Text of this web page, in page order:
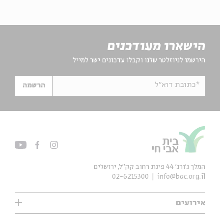
הישארו מעודכנים
הירשמו לניוזלטר שלנו וקבלו עדכונים ישר למייל
*כתובת דוא"ל הרשמה
אירועים
עיון
המלך ג'ורג' 44 פינת רחוב קק״ל, ירושלים
info@bac.org.il
02-6215300